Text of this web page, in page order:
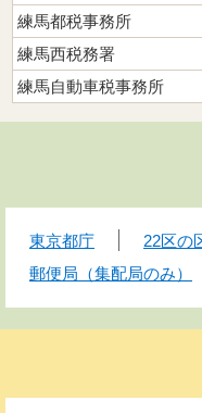
練馬都税事務所
練馬西税務署
練馬自動車税事務所
東京都庁 22区の
郵便局（集配局のみ）